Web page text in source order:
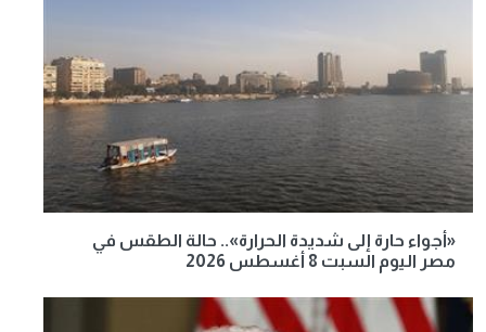
«أجواء حارة إلى شديدة الحرارة».. حالة الطقس في
مصر اليوم السبت 8 أغسطس 2026